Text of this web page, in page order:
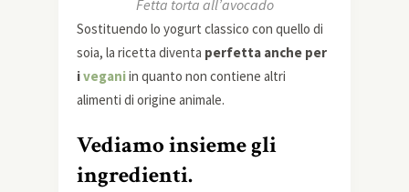
Fetta torta all’avocado
Sostituendo lo yogurt classico con quello di
soia, la ricetta diventa perfetta anche per
iveganiin quanto non contiene altri
alimenti di origine animale.
Vediamo insieme gli
ingredienti.